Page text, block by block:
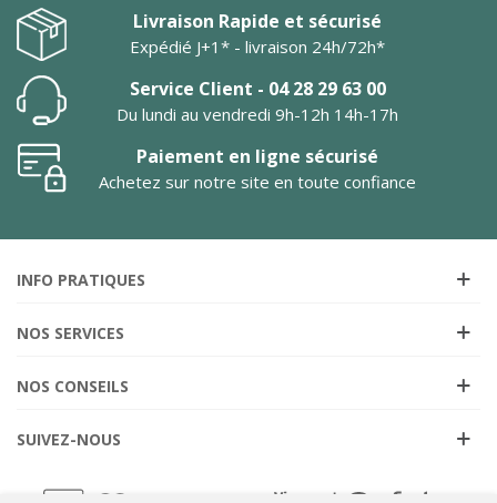
Livraison Rapide et sécurisé
Expédié J+1* - livraison 24h/72h*
Service Client - 04 28 29 63 00
Du lundi au vendredi 9h-12h 14h-17h
Paiement en ligne sécurisé
Achetez sur notre site en toute confiance
INFO PRATIQUES
NOS SERVICES
NOS CONSEILS
SUIVEZ-NOUS